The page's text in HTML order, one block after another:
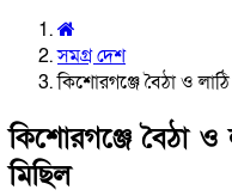
সমগ্র দেশ
কিশোরগঞ্জে বৈঠা ও লাঠি
কিশোরগঞ্জে বৈঠা ও
মিছিল